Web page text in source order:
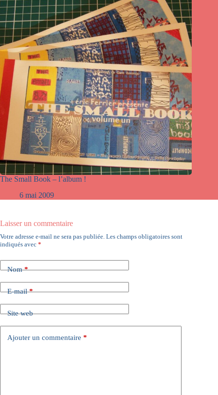
The Small Book – l’album !
6 mai 2009
Laisser un commentaire
Votre adresse e-mail ne sera pas publiée. Les champs obligatoires sont
indiqués avec *
Nom*
E-mail*
Site web
Ajouter un commentaire *